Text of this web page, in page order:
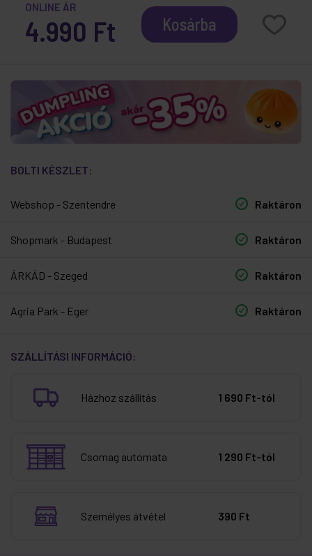
ONLINE ÁR
4.990 Ft Kosárba
BOLTI KÉSZLET:
Webshop - Szentendre Raktáron
Shopmark - Budapest Raktáron
ÁRKÁD - Szeged Raktáron
Agria Park - Eger Raktáron
SZÁLLÍTÁSI INFORMÁCIÓ:
Házhoz szállítás 1 690 Ft-tól
Csomag automata 1 290 Ft-tól
Személyes átvétel 390 Ft